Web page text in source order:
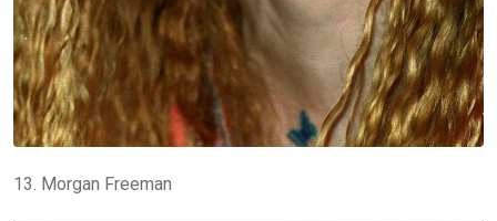
13. Morgan Freeman